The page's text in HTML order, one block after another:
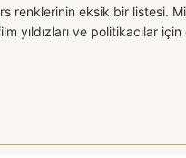
renklerinin eksik bir listesi.
yıldızları ve politikacılar